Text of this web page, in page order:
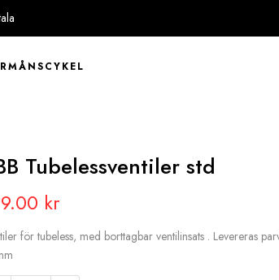
Tubelessventiler std
kr
för tubeless, med borttagbar ventilinsats . Levereras